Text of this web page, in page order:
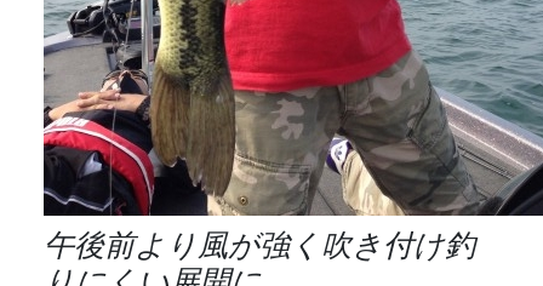
午後前より風が強く吹き付け釣